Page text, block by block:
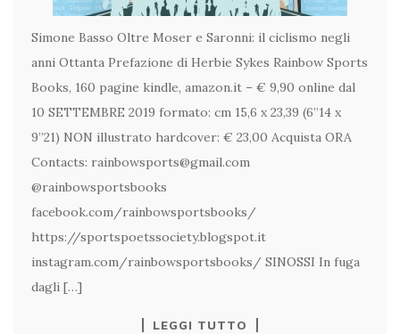
Simone Basso Oltre Moser e Saronni: il ciclismo negli
anni Ottanta Prefazione di Herbie Sykes Rainbow Sports
Books, 160 pagine kindle, amazon.it – € 9,90 online dal
10 SETTEMBRE 2019 formato: cm 15,6 x 23,39 (6”14 x
9”21) NON illustrato hardcover: € 23,00 Acquista ORA
Contacts: rainbowsports@gmail.com
@rainbowsportsbooks
facebook.com/rainbowsportsbooks/
https://sportspoetssociety.blogspot.it
instagram.com/rainbowsportsbooks/ SINOSSI In fuga
dagli […]
LEGGI TUTTO